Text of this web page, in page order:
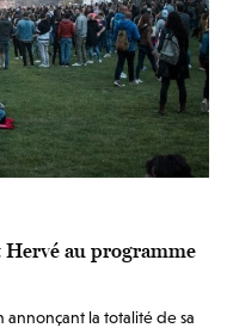
au programme
la totalité de sa